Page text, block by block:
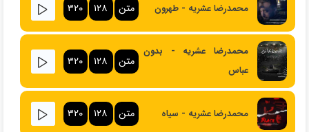
محمدرضا عشریه - طهرون متن ۱۲۸ ۳۲۰
محمدرضا عشریه - بدون
عباس
متن ۱۲۸ ۳۲۰
محمدرضا عشریه - سیاه متن ۱۲۸ ۳۲۰